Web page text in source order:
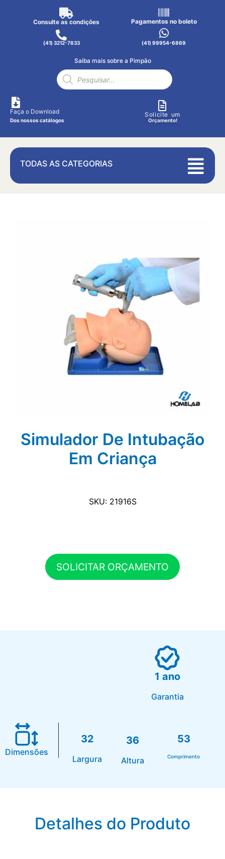
Consulte as condições Pagamentos no boleto
(41) 3212-7833 (41) 99954-6869
Saiba mais sobre a Pimpão
Faça o Download
Dos nossos catálogos
Solicite um
Orçamento!
TODAS AS CATEGORIAS
Simulador De Intubação
Em Criança
SKU: 21916S
SOLICITAR ORÇAMENTO
1 ano
Garantia
Dimensões
32
Largura
36
Altura
53
Comprimento
Detalhes do Produto